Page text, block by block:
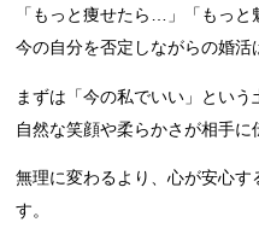
「もっと痩せたら…」「もっと
今の自分を否定しながらの婚活
まずは「今の私でいい」という
自然な笑顔や柔らかさが相手に
無理に変わるより、心が安心
す。